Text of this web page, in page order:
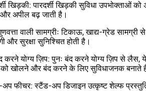
खिड़की: पारदर्शी खिड़की सुविधा उपभोक्ताओं
और अपील बढ़ जाती है।
वाली सामग्रीः टिकाऊ, खाद्य-ग्रेड
और सुरक्षा सुनिश्चित होती है।
करने योग्य ज़िप: पुनः बंद करने योग्य ज़िप से लैस,
खोलने और बंद करने के लिए सुविधाजनक बनाते
फीचर: स्टैंड-अप डिजाइन उत्कृष्ट शेल्फ